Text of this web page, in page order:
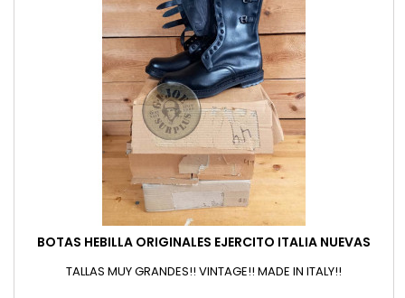
BOTAS HEBILLA ORIGINALES EJERCITO ITALIA NUEVAS
TALLAS MUY GRANDES!! VINTAGE!! MADE IN ITALY!!